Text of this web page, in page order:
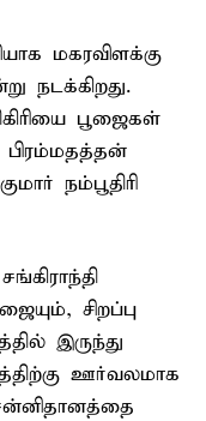
மகரவிளக்கு
நடக்கிறது.
பூஜைகள்
பிரம்மதத்தன்
நம்பூதிரி
சிறப்பு
இருந்து
ஊர்வலமாக